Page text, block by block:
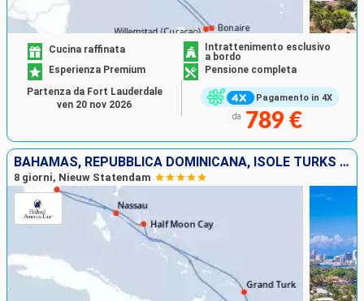
Pagamento in 4X
Cucina raffinata
Intrattenimento esclusivo
a bordo
Esperienza Premium
Pensione completa
da 789 €
Partenza da Fort Lauderdale
ven 20 nov 2026
BAHAMAS, REPUBBLICA DOMINICANA, ISOLE TURKS E CAICOS, STATI UNITI
8 giorni, Nieuw Statendam